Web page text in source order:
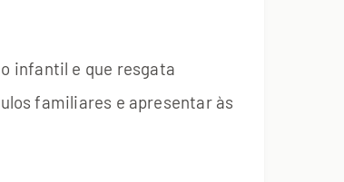
infantil e que resgata
familiares e apresentar às